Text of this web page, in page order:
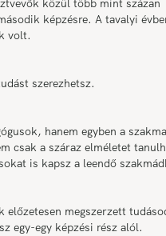
közül több mint százan
képzésre. A tavalyi
volt.
szerezhetsz.
hanem egyben a szakma
csak a száraz elméletet
is kapsz a leendő
előzetesen megszerzett
egy-egy képzési rész alól.